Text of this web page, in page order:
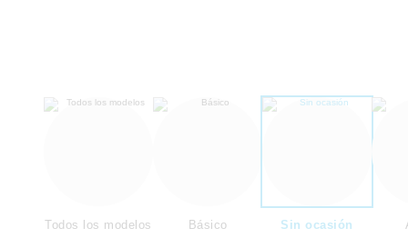
Todos los modelos Básico Sin ocasión